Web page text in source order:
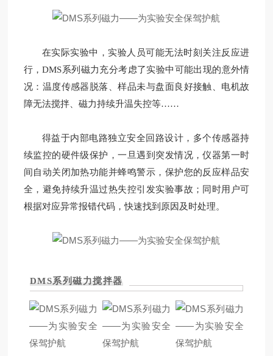
在实际实验中，实验人员可能无法时刻关注反应进
行，DMS系列磁力充分考虑了实验中可能出现的意外情
况：温度传感器脱落、样品未与盘面良好接触、电机故
障无法搅拌、磁力持续升温失控等……
得益于内部电路独立安全回路设计，多个传感器持
续监控的硬件级保护，一旦遇到突发情况，仪器第一时
间自动关闭加热功能并蜂鸣警示，保护您的反应样品安
全，避免持续升温过热失控引发实验事故；同时用户可
根据对应异常报错代码，快速找到原因及时处理。
DMS系列磁力搅拌器